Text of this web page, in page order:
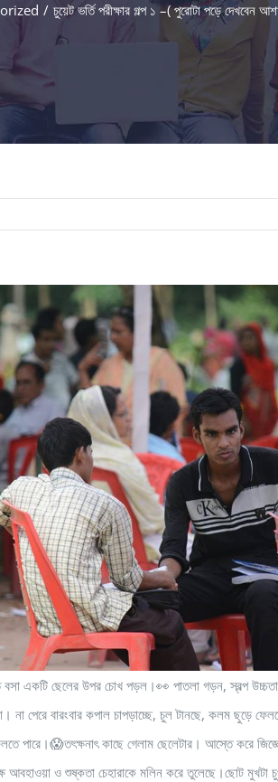
চুয়েট ভর্তি পরীক্ষার গল্প ১ –( পুরোটা পড়ে
বসা একটি ছেলের উপর চোখ পড়ল।👀 পাতলা গড়ন,
পেরে বারংবার কপাল চাপড়াচ্ছে, চুল টানছে, কলম ছুড়ে
পারে।😱তৎক্ষনাৎ কাছে গেলাম ছেলেটার। আস্তে করে
ও শুষ্কতা চেহারাকে মলিন করে তুলেছে।ছোট